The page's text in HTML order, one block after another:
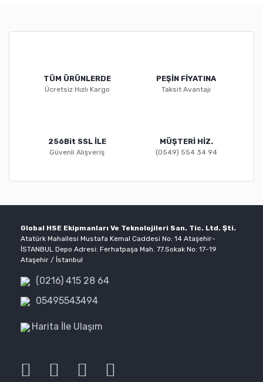
TÜM ÜRÜNLERDE
Ücretsiz Hızlı Kargo
PEŞİN FİYATINA
Taksit Avantajı
256Bit SSL İLE
Güvenli Alışveriş
MÜŞTERİ HİZ.
(0549) 554 34 94
Global HSE Ekipmanları Ve Teknolojileri San. Tic. Ltd. Şti.
Atatürk Mahallesi Mustafa Kemal Caddesi No: 14 Ataşehir-
İSTANBUL Depo Adresi: Ferhatpaşa Mah. 77.Sokak No: 17-19
Ataşehir / İstanbul
(0216) 415 28 64
05495543494
Harita İle Ulaşım